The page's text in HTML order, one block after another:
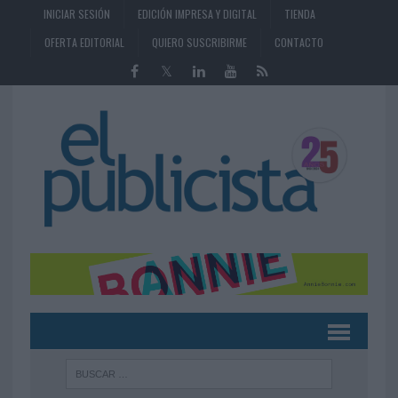
INICIAR SESIÓN EDICIÓN IMPRESA Y DIGITAL
TIENDA
OFERTA EDITORIAL
QUIERO SUSCRIBIRME CONTACTO